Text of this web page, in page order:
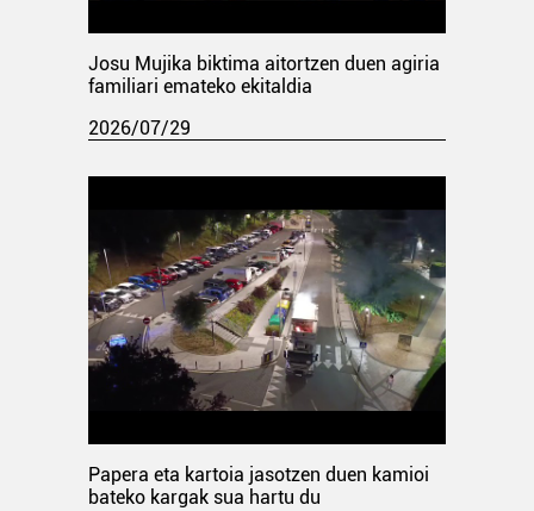
Josu Mujika biktima aitortzen duen agiria
familiari emateko ekitaldia
2026/07/29
Papera eta kartoia jasotzen duen kamioi
bateko kargak sua hartu du